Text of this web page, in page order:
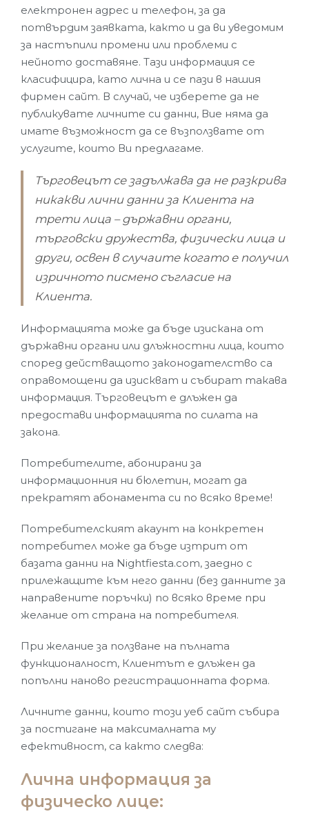
електронен адрес и телефон, за да
потвърдим заявката, както и да ви уведомим
за настъпили промени или проблеми с
нейното доставяне. Тази информация се
класифицира, като лична и се пази в нашия
фирмен сайт. В случай, че изберете да не
публикувате личните си данни, Вие няма да
имате възможност да се възползвате от
услугите, които Ви предлагаме.
Търговецът се задължава да не разкрива
никакви лични данни за Клиента на
трети лица – държавни органи,
търговски дружества, физически лица и
други, освен в случаите когато е получил
изричното писмено съгласие на
Клиента.
Информацията може да бъде изискана от
държавни органи или длъжностни лица, които
според действащото законодателство са
оправомощени да изискват и събират такава
информация. Търговецът е длъжен да
предостави информацията по силата на
закона.
Потребителите, абонирани за
информационния ни бюлетин, могат да
прекратят абонамента си по всяко време!
Потребителският акаунт на конкретен
потребител може да бъде изтрит от
базата данни на Nightfiesta.com, заедно с
прилежащите към него данни (без данните за
направените поръчки) по всяко време при
желание от страна на потребителя.
При желание за ползване на пълната
функционалност, Клиентът е длъжен да
попълни наново регистрационната форма.
Личните данни, които този уеб сайт събира
за постигане на максималната му
ефективност, са както следва:
Лична информация за
физическо лице: